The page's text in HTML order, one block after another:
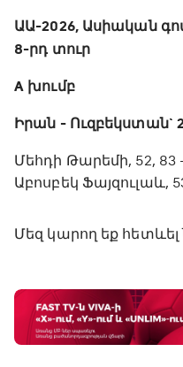
ԱԱ-2026, Ասիական
8-րդ տուր
A խումբ
Իրան - Ուզբեկստան`
Մեհդի Թարեմի, 52, 83
Աբոսբեկ Ֆայզուլաև,
Մեզ կարող եք